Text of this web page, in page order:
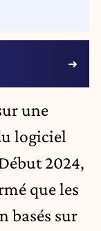
une
logiciel
2024,
que les
basés sur